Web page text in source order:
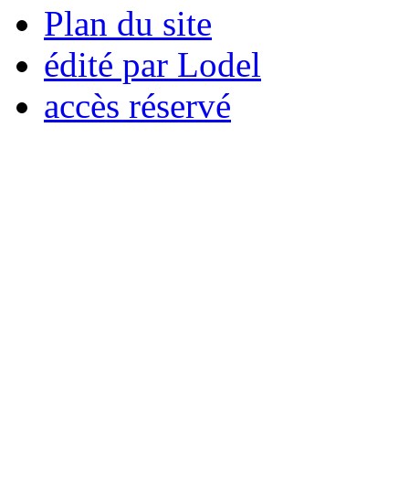
Plan du site
édité par Lodel
accès réservé